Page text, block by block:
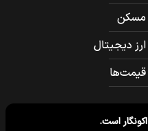
مسکن
ارز دیجیتال
قیمت‌ها
اکونگاراست.